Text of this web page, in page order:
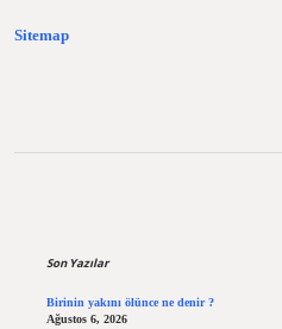
Sitemap
Son Yazılar
Birinin yakını ölünce ne denir ?
Ağustos 6, 2026